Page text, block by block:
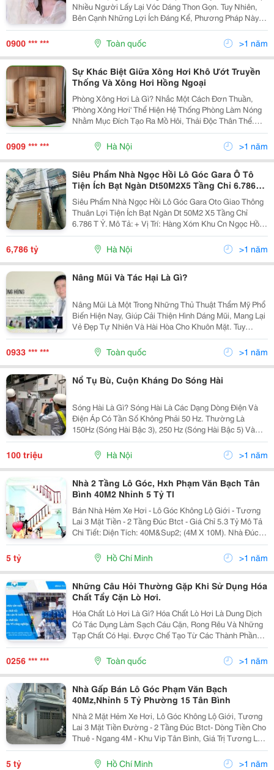
Nhiều Người Lấy Lại Vóc Dáng Thon Gọn. Tuy Nhiên,
Bên Cạnh Những Lợi Ích Đáng Kể, Phương Pháp Này
Cũng Tiềm Ẩn Một Số Rủi Ro Và Tác Hại Mà Bạn Cần
Phải Cân Nhắc Kỹ Trước Khi Quyết Định. Trong Bài
0900 *** *** Toàn quốc >1 năm
Sự Khác Biệt Giữa Xông Hơi Khô Ướt Truyền
Thống Và Xông Hơi Hồng Ngoại
Phòng Xông Hơi Là Gì? Nhắc Một Cách Đơn Thuần,
'Phòng Xông Hơi' Thể Hiện Hệ Thống Phòng Làm Nóng
Nhằm Mục Đích Tạo Ra Mồ Hôi, Thải Độc Thân Thể.
Phòng Xông Hơi Khô Được Cho Là Sở Hữu Nguồn Gốc
Ở Phần Lan Vào Khoảng Năm 7000 Trước Công
Nguyên. Những...
0909 *** *** Hà Nội >1 năm
Siêu Phẩm Nhà Ngọc Hồi Lô Góc Gara Ô Tô
Tiện Ích Bạt Ngàn Dt50M2X5 Tầng Chỉ 6.786
Tỷ
Siêu Phẩm Nhà Ngọc Hồi Lô Góc Gara Oto Giao Thông
Thuân Lợi Tiện Ích Bạt Ngàn Dt 50M2 X5 Tầng Chỉ
6.786 T Ỷ. Mô Tả: + Vị Trí: Hàng Xóm Khu Cn Ngọc Hồi,
100M Ra Ql 1A, 200M Ra Bệnh Viện Nông Nghiệp, Ngõ
To Oto Đỗ Cửa, Gần Chợ, Trường Học Các Cấp 1,...
6,786 tỷ Hà Nội >1 năm
Nâng Mũi Và Tác Hại Là Gì?
Nâng Mũi Là Một Trong Những Thủ Thuật Thẩm Mỹ Phổ
Biến Hiện Nay, Giúp Cải Thiện Hình Dáng Mũi, Mang Lại
Vẻ Đẹp Tự Nhiên Và Hài Hòa Cho Khuôn Mặt. Tuy
Nhiên, Bên Cạnh Những Lợi Ích Rõ Rệt, Nâng Mũi Cũng
Tiềm Ẩn Nhiều Tác Hại Mà Người Tiêu Dùng Cần...
0933 *** *** Toàn quốc >1 năm
Nổ Tụ Bù, Cuộn Kháng Do Sóng Hài
Sóng Hài Là Gì? Sóng Hài Là Các Dạng Dòng Điện Và
Điện Áp Có Tần Số Không Phải 50 Hz. Thường Là
150Hz (Sóng Hài Bậc 3), 250 Hz (Sóng Hài Bậc 5) Và
350Hz (Sóng Hài Bậc 7) Gây Ra Bởi Các Phụ Tải Phi
Tuyến Tính Như Biến Tần Và Các Thiết Bị Điện Tử.
100 triệu Hà Nội >1 năm
Nhà 2 Tầng Lô Góc, Hxh Phạm Văn Bạch Tân
Bình 40M2 Nhỉnh 5 Tỷ Tl
Bán Nhà Hẻm Xe Hơi - Lô Góc Không Lộ Giới - Tương
Lai 3 Mặt Tiền - 2 Tầng Đúc Btct - Giá Chỉ 5.3 Tỷ Mô Tả
Chi Tiết: Diện Tích: 40M&Sup2; (4M X 10M). Nhà Đúc
Kiên Cố 2 Tầng, Gồm: Phòng Khách Rộng Rãi, Thích
Hợp Vừa Ở Vừa Làm Văn Phòng Hoặc...
5 tỷ Hồ Chí Minh >1 năm
Những Câu Hỏi Thường Gặp Khi Sử Dụng Hóa
Chất Tẩy Cặn Lò Hơi.
Hóa Chất Lò Hơi Là Gì? Hóa Chất Lò Hơi Là Dung Dịch
Có Tác Dụng Làm Sạch Cáu Cặn, Rong Rêu Và Những
Tạp Chất Có Hại. Được Chế Tạo Từ Các Thành Phần
Có Khả Năng Hòa Tan Lượng Kết Tủa, Từ Đó Phản Ứng
Với Thành Phần Cáu Cặn Để Làm Chậm Quá Trình
0256 *** *** Toàn quốc >1 năm
Nhà Gấp Bán Lô Góc Phạm Văn Bạch
40Mz,Nhỉnh 5 Tỷ Phường 15 Tân Bình
Nhà 2 Mặt Hẻm Xe Hơi, Lô Góc Không Lộ Giới, Tương
Lai 3 Mặt Tiền Đường - 2 Tầng Đúc Btct- Dòng Tiền Cho
Thuê - Ngang 4M - Khu Vip Tân Bình, Giá Trị Tương Lai
Tăng Cao , Giá 5,3 Tỷ Giảm Còn 5 Tỷ Chốt. Hoa Hồng
Thơm Ngát Phạm Văn Bạch 40Mz, 2 Tầng,...
5 tỷ Hồ Chí Minh >1 năm